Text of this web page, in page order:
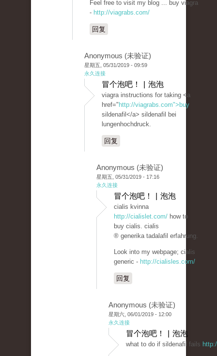
Feel free to visit my blog ... buy viagra
- http://viagrabs.com/
回复
Anonymous (未验证)
星期五, 05/31/2019 - 09:59
永久连接
冒个泡吧！ | 泡泡
viagra instructions for taking <a
href=" http://viagrabs.com">buy
sildenafil</a> sildenafil bei
lungenhochdruck.
回复
Anonymous (未验证)
星期五, 05/31/2019 - 17:16
永久连接
冒个泡吧！ | 泡泡
cialis kvinna
http://cialislet.com/ how to
buy cialis. cialis
® generika tadalafil erfahrung.
Look into my webpage; cialis
generic - http://cialisles.com/
回复
Anonymous (未验证)
星期六, 06/01/2019 - 12:00
永久连接
冒个泡吧！ | 泡泡
what to do if sildenafil fails